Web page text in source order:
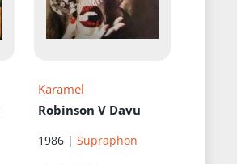
Karamel
Robinson V Davu
1986 |Supraphon